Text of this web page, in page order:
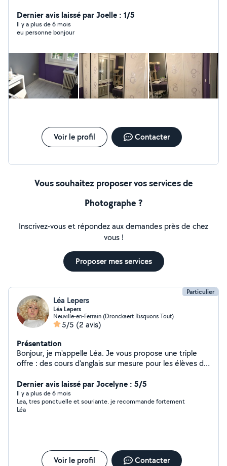
dressing sur mesure , salle de bain , montage et pose
de cuisine , réparateur de téléphone , dyson et autre
appareil électrique etc ... ) j'aime particulièrement le
projets. Je n'ai pas de compte prénium , vous pouvez
me contacter via mon Facebook « Pi Lou » ou au 06-37-
88-77-09
Dernier avis laissé par Joelle : 1/5
Il y a plus de 6 mois
eu personne bonjour
Voir le profil Contacter
Vous souhaitez proposer vos services de
Photographe ?
Inscrivez-vous et répondez aux demandes près de chez
vous !
Proposer mes services
Particulier
Léa Lepers
Léa Lepers
Neuville-en-Ferrain (Dronckaert Risquons Tout)
5/5 (2 avis)
Présentation
Bonjour, je m'appelle Léa. Je vous propose une triple
offre : des cours d'anglais sur mesure pour les élèves de
ainsi que de la photographie en parallèle. N'hésitez pas
à me contacter afin d'obtenir davantage de détails sur la
manière dont nous pouvons travailler ensemble. Faisons
de l'apprentissage une aventure passionnante, de la
Dernier avis laissé par Jocelyne : 5/5
Il y a plus de 6 mois
Lea, tres ponctuelle et souriante. je recommande fortement
Léa
Voir le profil Contacter